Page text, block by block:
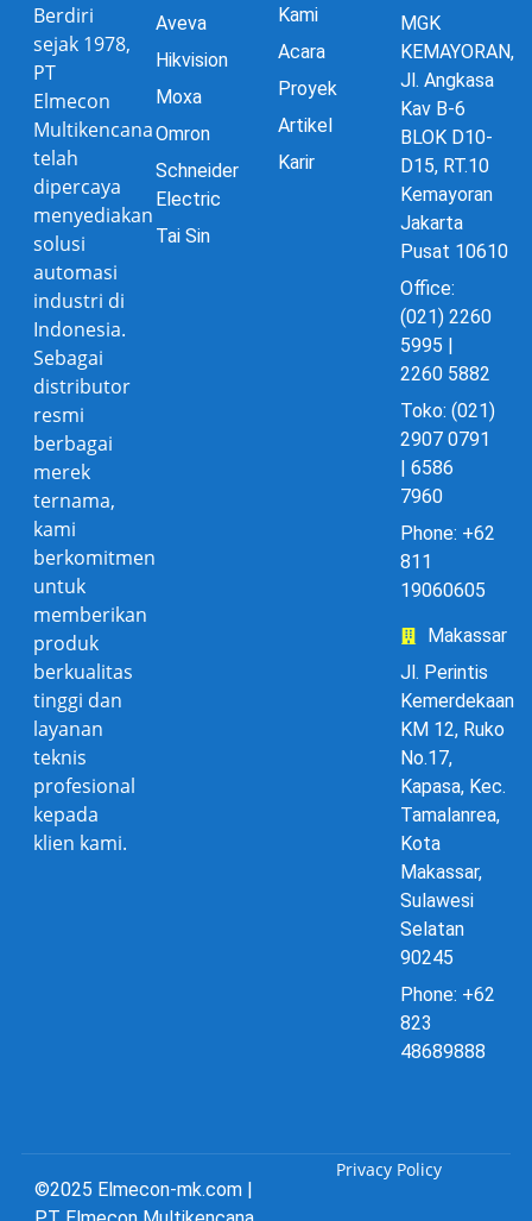
Berdiri
sejak 1978,
PT
Elmecon
Multikencana
telah
dipercaya
menyediakan
solusi
automasi
industri di
Indonesia.
Sebagai
distributor
resmi
berbagai
merek
ternama,
kami
berkomitmen
untuk
memberikan
produk
berkualitas
tinggi dan
layanan
teknis
profesional
kepada
klien kami.
Aveva
Hikvision
Moxa
Omron
Schneider
Electric
Tai Sin
Kami
Acara
Proyek
Artikel
Karir
MGK
KEMAYORAN,
Jl. Angkasa
Kav B-6
BLOK D10-
D15, RT.10
Kemayoran
Jakarta
Pusat 10610
Office:
(021) 2260
5995 |
2260 5882
Toko: (021)
2907 0791
| 6586
7960
Phone: +62
811
19060605
Makassar
Jl. Perintis
Kemerdekaan
KM 12, Ruko
No.17,
Kapasa, Kec.
Tamalanrea,
Kota
Makassar,
Sulawesi
Selatan
90245
Phone: +62
823
48689888
©2025 Elmecon-mk.com |
Privacy Policy